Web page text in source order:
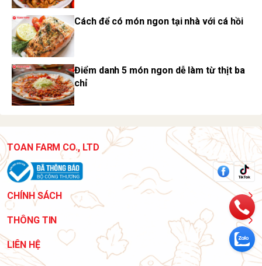
Cách để có món ngon tại nhà với cá hồi
Điểm danh 5 món ngon dễ làm từ thịt ba
chỉ
TOAN FARM CO., LTD
CHÍNH SÁCH
THÔNG TIN
LIÊN HỆ